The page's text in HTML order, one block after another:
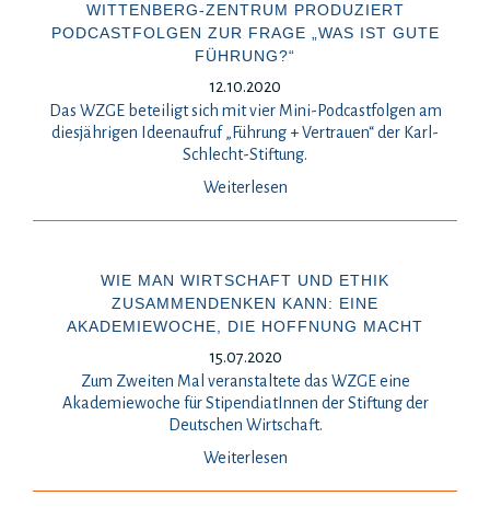
WITTENBERG-ZENTRUM PRODUZIERT
PODCASTFOLGEN ZUR FRAGE „WAS IST GUTE
FÜHRUNG?“
12.10.2020
Das WZGE beteiligt sich mit vier Mini-Podcastfolgen am
diesjährigen Ideenaufruf „Führung + Vertrauen“ der Karl-
Schlecht-Stiftung.
Weiterlesen
WIE MAN WIRTSCHAFT UND ETHIK
ZUSAMMENDENKEN KANN: EINE
AKADEMIEWOCHE, DIE HOFFNUNG MACHT
15.07.2020
Zum Zweiten Mal veranstaltete das WZGE eine
Akademiewoche für StipendiatInnen der Stiftung der
Deutschen Wirtschaft.
Weiterlesen